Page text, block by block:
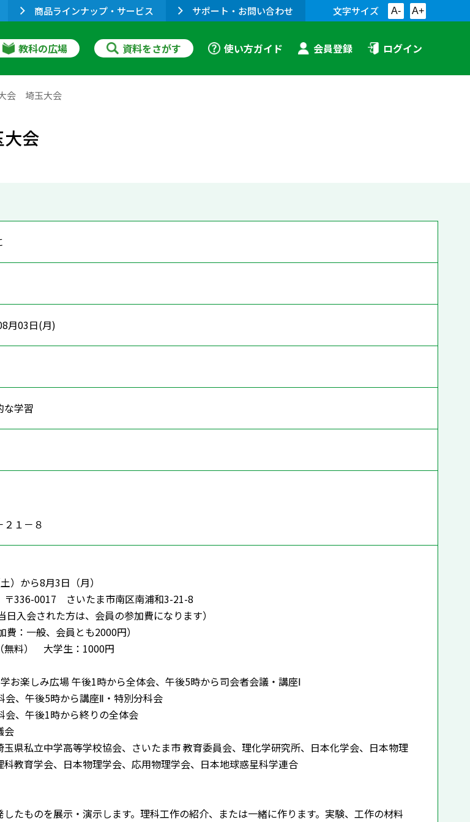
商品ラインナップ・サービス サポート・お問い合わせ 文字サイズ A- A+
教科の広場 資料をさがす 使い方ガイド 会員登録 ログイン
会 埼玉大会
会
月03日(月)
な学習
１－８
から8月3日（月）
336-0017 さいたま市南区南浦和3-21-8
入会された方は、会員の参加費になります）
：一般、会員とも2000円）
無料） 大学生：1000円
お楽しみ広場 午後1時から全体会、午後5時から司会者会議・講座Ⅰ
、午後5時から講座Ⅱ・特別分科会
、午後1時から終りの全体会
会
私立中学高等学校協会、さいたま市 教育委員会、理化学研究所、日本化学会、日本物理
教育学会、日本物理学会、応用物理学会、日本地球惑星科学連合
たものを展示・演示します。理科工作の紹介、または一緒に作ります。実験、工作の材料